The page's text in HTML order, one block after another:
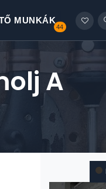
MUNKÁK
44
A